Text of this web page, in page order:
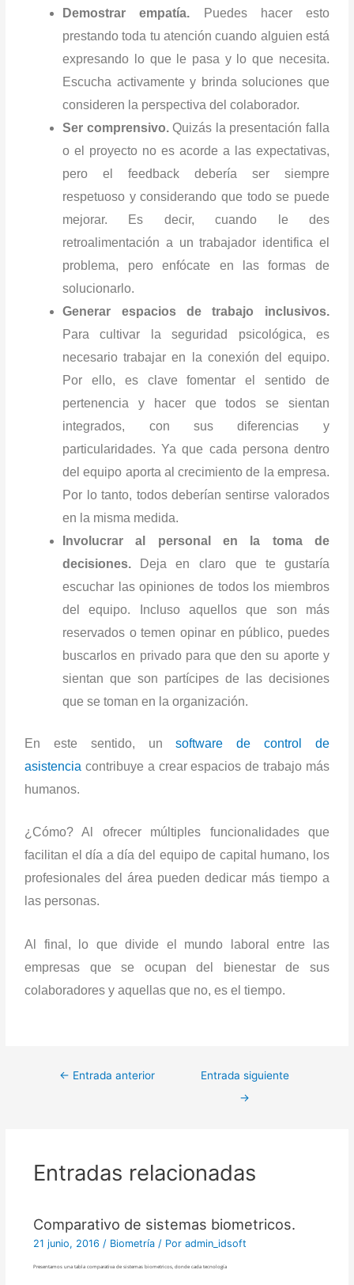
Demostrar empatía. Puedes hacer esto
prestando toda tu atención cuando alguien está
expresando lo que le pasa y lo que necesita.
Escucha activamente y brinda soluciones que
consideren la perspectiva del colaborador.
Ser comprensivo.Quizás la presentación falla
o el proyecto no es acorde a las expectativas,
pero el feedback debería ser siempre
respetuoso y considerando que todo se puede
mejorar. Es decir, cuando le des
retroalimentación a un trabajador identifica el
problema, pero enfócate en las formas de
solucionarlo.
Generar espacios de trabajo inclusivos.
Para cultivar la seguridad psicológica, es
necesario trabajar en la conexión del equipo.
Por ello, es clave fomentar el sentido de
pertenencia y hacer que todos se sientan
integrados, con sus diferencias y
particularidades. Ya que cada persona dentro
del equipo aporta al crecimiento de la empresa.
Por lo tanto, todos deberían sentirse valorados
en la misma medida.
Involucrar al personal en la toma de
decisiones. Deja en claro que te gustaría
escuchar las opiniones de todos los miembros
del equipo. Incluso aquellos que son más
reservados o temen opinar en público, puedes
buscarlos en privado para que den su aporte y
sientan que son partícipes de las decisiones
que se toman en la organización.
En este sentido, unsoftware de control de
asistencia contribuye a crear espacios de trabajo más
humanos.
¿Cómo? Al ofrecer múltiples funcionalidades que
facilitan el día a día del equipo de capital humano, los
profesionales del área pueden dedicar más tiempo a
las personas.
Al final, lo que divide el mundo laboral entre las
empresas que se ocupan del bienestar de sus
colaboradores y aquellas que no, es el tiempo.
← Entrada anterior
Entrada siguiente
→
Entradas relacionadas
Comparativo de sistemas biometricos.
21 junio, 2016 / Biometría/ Por admin_idsoft
Presentamos una tabla comparativa de sistemas biometricos, donde cada tecnología